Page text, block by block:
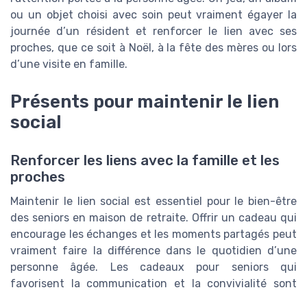
ou un objet choisi avec soin peut vraiment égayer la
journée d’un résident et renforcer le lien avec ses
proches, que ce soit à Noël, à la fête des mères ou lors
d’une visite en famille.
Présents pour maintenir le lien
social
Renforcer les liens avec la famille et les
proches
Maintenir le lien social est essentiel pour le bien-être
des seniors en maison de retraite. Offrir un cadeau qui
encourage les échanges et les moments partagés peut
vraiment faire la différence dans le quotidien d’une
personne âgée. Les cadeaux pour seniors qui
favorisent la communication et la convivialité sont